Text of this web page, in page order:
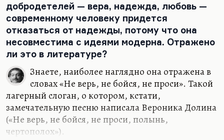
Да, у БГ действительно небо становится ближе в
том смысле, что чем радикальнее порча, чем
чудовищнее деградация, «чем ночь темнее, тем
ярче звезды». Ну и в общем, тем ближе бог.
Боюсь, что так. Это не значит, что только…
добродетелей — вера, надежда, любовь —
современному человеку придется
отказаться от надежды, потому что она
несовместима с идеями модерна. Отражено
ли это в литературе?
Знаете, наиболее наглядно она отражена в
словах «Не верь, не бойся, не проси». Такой
лагерный слоган, о котором, кстати,
замечательную песню написала Вероника Долина
(«Не верь, не бойся, не проси, полынь,
чертополох»).